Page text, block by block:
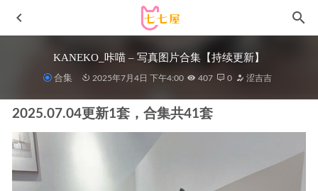
KANEKO_咔喵 – 写真图片合集【持续更新】
合集 2025年7月4日 下午4:00 407 0 涩吉吉
2025.07.04更新1套，合集共41套